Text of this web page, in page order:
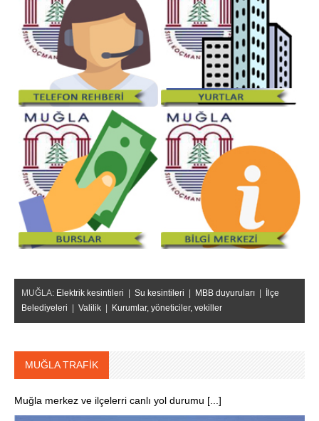
MUĞLA: Elektrik kesintileri Su kesintileri MBB duyuruları
İlçe
Belediyeleri
Valilik Kurumlar, yöneticiler, vekiller
MUĞLA TRAFİK
Muğla merkez ve ilçelerri canlı yol durumu [...]